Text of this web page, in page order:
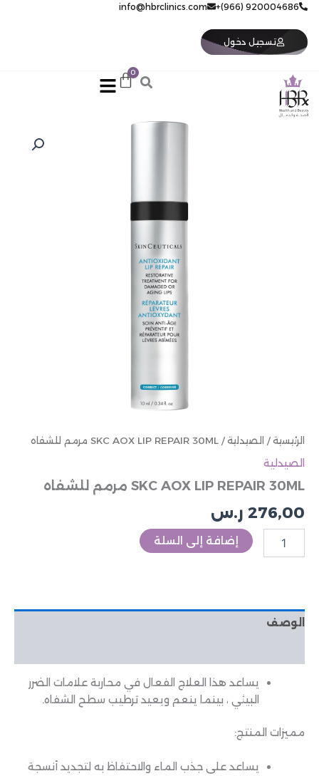
تخطي
المحتوى
920004686 (966)+
info@hbrclinics.com
تسجيل دخول
الرئيسية/ الصيدلية/ SKC AOX LIP REPAIR 30ML مرمم للشفاه
الصيدلية
SKC AOX LIP REPAIR 30ML مرمم للشفاه
276,00 ر.س
إضافة إلى السلة
الوصف
يساعد هذا العلاج الفعال في محاربة علامات الضرر
البيئي ، بينما ينعم ويعيد ترطيب سطح الشفاه.
مميزات المنتج:
يساعد على جذب الماء والاحتفاظ به لتجديد أنسجة